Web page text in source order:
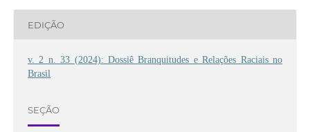
EDIÇÃO
v. 2 n. 33 (2024): Dossiê Branquitudes e Relações Raciais no
Brasil
SEÇÃO